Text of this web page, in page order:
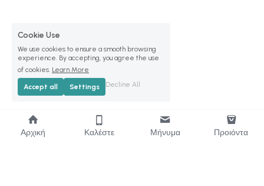
Αρχική Καλέστε Μήνυμα Προιόντα
Cookie Use
We use cookies to ensure a smooth browsing
experience. By accepting, you agree the use
of cookies. Learn More
Accept all Settings Decline All